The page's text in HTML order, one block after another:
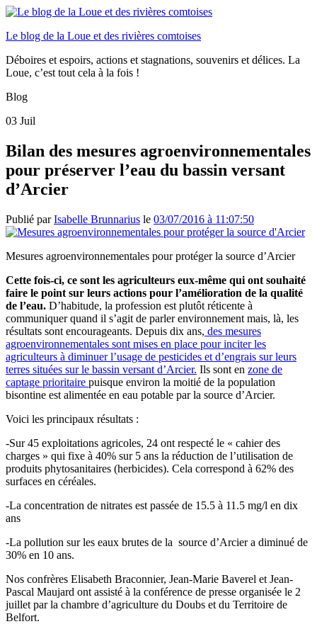
Le blog de la Loue et des rivières comtoises
Déboires et espoirs, actions et stagnations, souvenirs et délices. La
Loue, c’est tout cela à la fois !
Blog
03 Juil
Bilan des mesures agroenvironnementales
pour préserver l’eau du bassin versant
d’Arcier
Publié parIsabelle Brunnarius le 03/07/2016 à 11:07:50
Mesures agroenvironnementales pour protéger la source d’Arcier
Cette fois-ci, ce sont les agriculteurs eux-même qui ont souhaité
faire le point sur leurs actions pour l’amélioration de la qualité
de l’eau. D’habitude, la profession est plutôt réticente à
communiquer quand il s’agit de parler environnement mais, là, les
résultats sont encourageants. Depuis dix ans, des mesures
agroenvironnementales sont mises en place pour inciter les
agriculteurs à diminuer l’usage de pesticides et d’engrais sur leurs
terres situées sur le bassin versant d’Arcier. Ils sont en zone de
captage prioritaire puisque environ la moitié de la population
bisontine est alimentée en eau potable par la source d’Arcier.
Voici les principaux résultats :
-Sur 45 exploitations agricoles, 24 ont respecté le « cahier des
charges » qui fixe à 40% sur 5 ans la réduction de l’utilisation de
produits phytosanitaires (herbicides). Cela correspond à 62% des
surfaces en céréales.
-La concentration de nitrates est passée de 15.5 à 11.5 mg/l en dix
ans
-La pollution sur les eaux brutes de la source d’Arcier a diminué de
30% en 10 ans.
Nos confrères Elisabeth Braconnier, Jean-Marie Baverel et Jean-
Pascal Maujard ont assisté à la conférence de presse organisée le 2
juillet par la chambre d’agriculture du Doubs et du Territoire de
Belfort.